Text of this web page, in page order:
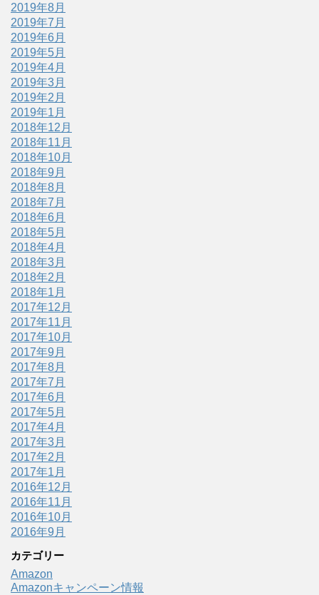
2019年8月
2019年7月
2019年6月
2019年5月
2019年4月
2019年3月
2019年2月
2019年1月
2018年12月
2018年11月
2018年10月
2018年9月
2018年8月
2018年7月
2018年6月
2018年5月
2018年4月
2018年3月
2018年2月
2018年1月
2017年12月
2017年11月
2017年10月
2017年9月
2017年8月
2017年7月
2017年6月
2017年5月
2017年4月
2017年3月
2017年2月
2017年1月
2016年12月
2016年11月
2016年10月
2016年9月
カテゴリー
Amazon
Amazonキャンペーン情報